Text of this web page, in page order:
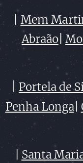
Mem
Abraão
| Portela de
Penha Longa|
Santa